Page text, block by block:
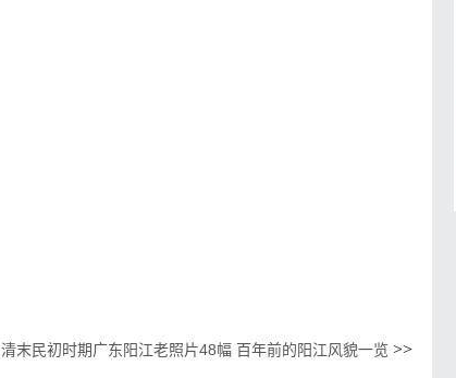
清末民初时期广东阳江老照片48幅 百年前的阳江风貌一览 >>